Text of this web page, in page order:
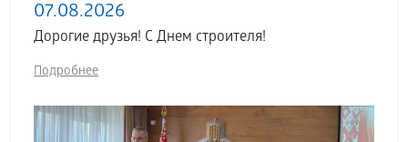
07.08.2026
Дорогие друзья! С Днем строителя!
Подробнее